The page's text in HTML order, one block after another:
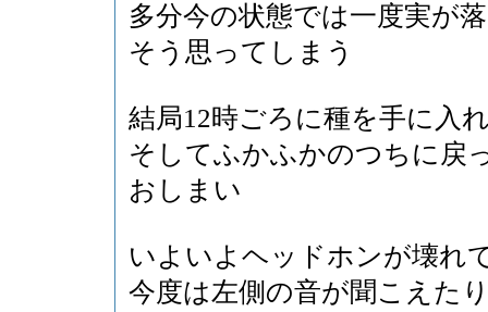
多分今の状態では一度実が
そう思ってしまう
結局12時ごろに種を手に入
そしてふかふかのつちに戻
おしまい
いよいよヘッドホンが壊れ
今度は左側の音が聞こえた